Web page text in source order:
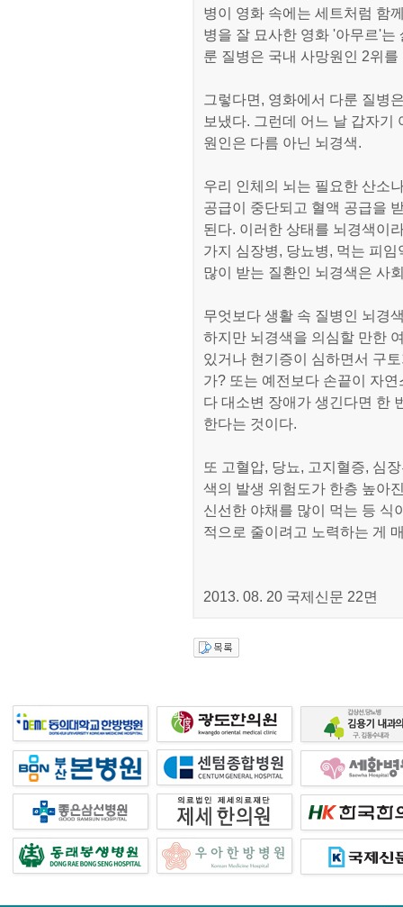
병이 영화 속에는 세트처럼 함
병을 잘 묘사한 영화 '아무르'
룬 질병은 국내 사망원인 2위
그렇다면, 영화에서 다룬 질병
보냈다. 그런데 어느 날 갑자기
원인은 다름 아닌 뇌경색.
우리 인체의 뇌는 필요한 산소
공급이 중단되고 혈액 공급을
된다. 이러한 상태를 뇌경색이
가지 심장병, 당뇨병, 먹는 피
많이 받는 질환인 뇌경색은 사
무엇보다 생활 속 질병인 뇌경
하지만 뇌경색을 의심할 만한
있거나 현기증이 심하면서 구
가? 또는 예전보다 손끝이 자
다 대소변 장애가 생긴다면 한
한다는 것이다.
또 고혈압, 당뇨, 고지혈증, 심
색의 발생 위험도가 한층 높아
신선한 야채를 많이 먹는 등 식
적으로 줄이려고 노력하는 게
2013. 08. 20 국제신문 22면